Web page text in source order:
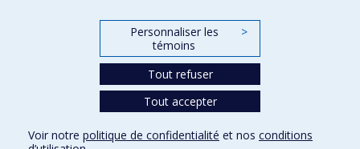
Conditions d’utilisation
Personnaliser les
témoins
>
Tout refuser
Tout accepter
Voir notre politique de confidentialité et nos conditions